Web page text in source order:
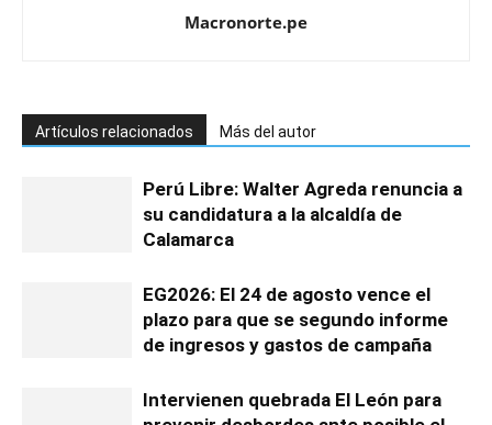
Macronorte.pe
Artículos relacionados Más del autor
Perú Libre: Walter Agreda renuncia a
su candidatura a la alcaldía de
Calamarca
EG2026: El 24 de agosto vence el
plazo para que se segundo informe
de ingresos y gastos de campaña
Intervienen quebrada El León para